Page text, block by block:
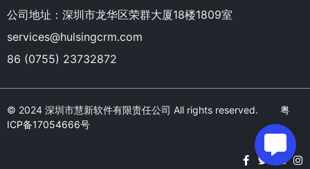
公司地址：深圳市龙华区荣群大厦18楼1809室
services@hulsingcrm.com
86 (0755) 23732872
© 2024 深圳市慧新软件有限责任公司 All rights reserved. 粤
ICP备17054666号